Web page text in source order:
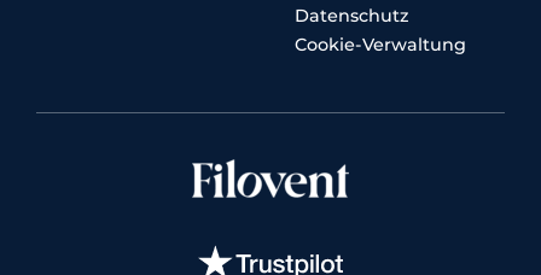
Datenschutz
Cookie-Verwaltung